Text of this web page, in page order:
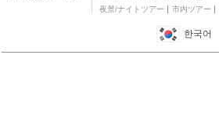
綺麗ホテル - 蘇澳 (綺麗
三つ星
夜景/ナイトツアー
市内ツアー
한국어